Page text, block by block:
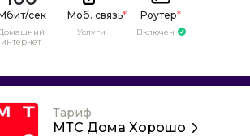
интернет
Моб. связь*
Услуги
Роутер*
Включен
Тариф
МТС Дома Хорошо